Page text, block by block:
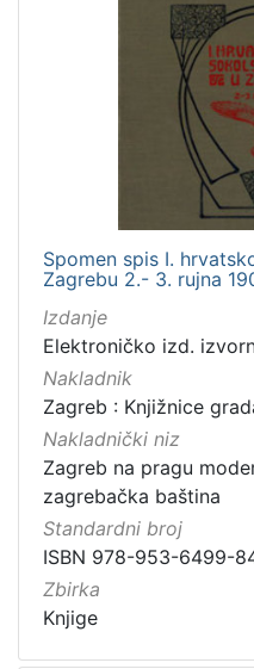
Spomen spis I.
Zagrebu 2.- 3. rujna
Izdanje
Elektroničko izd.
Nakladnik
Zagreb : Knjižnice
Nakladnički niz
Zagreb na pragu
zagrebačka baština
Standardni broj
ISBN 978-953-6499-
Zbirka
Knjige